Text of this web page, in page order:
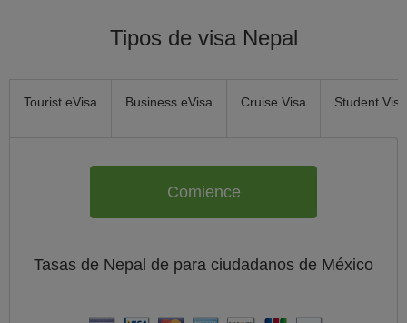
Tipos de visa Nepal
Tourist eVisa Business eVisa Cruise Visa Student Visa
Comience
Tasas de Nepal de para ciudadanos de México